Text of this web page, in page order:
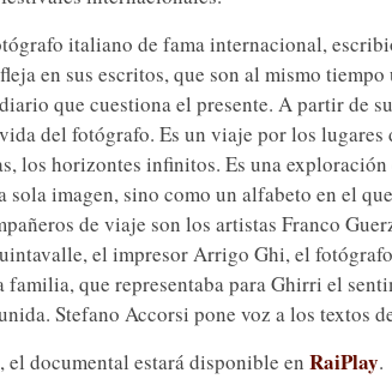
italiano de fama internacional,
en sus escritos, que son al mismo
que cuestiona el presente. A partir de
del fotógrafo. Es un viaje por los
los horizontes infinitos. Es una
sola imagen, sino como un alfabeto en el
de viaje son los artistas Franco
el impresor Arrigo Ghi, el
que representaba para Ghirri el
Stefano Accorsi pone voz a los textos
el documental estará disponible en RaiPlay.